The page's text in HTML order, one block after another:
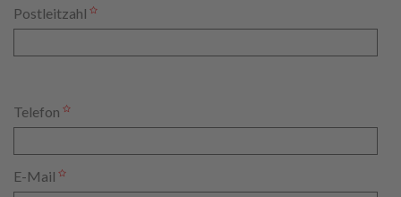
Postleitzahl
Telefon
E-Mail